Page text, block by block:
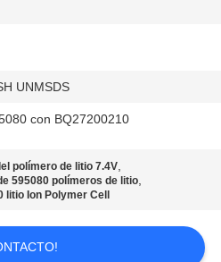
UNMSDS
con BQ27200210
polímero de litio 7.4V,
595080 polímeros de litio,
litio Ion Polymer Cell